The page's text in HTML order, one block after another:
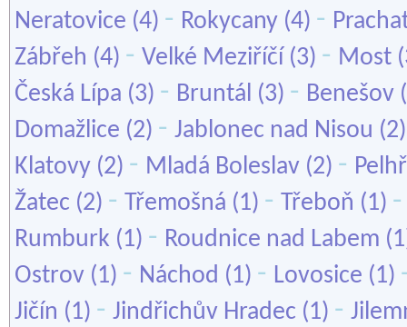
Neratovice (4) - Rokycany (4) -
Zábřeh (4) - Velké Meziříčí (3) - Most
Česká Lípa (3) - Bruntál (3) - Benešov
Domažlice (2) - Jablonec nad Nisou
Klatovy (2) - Mladá Boleslav (2) -
Žatec (2) - Třemošná (1) - Třeboň (1)
Rumburk (1) - Roudnice nad Labem
Ostrov (1) - Náchod (1) - Lovosice (1)
Jičín (1) - Jindřichův Hradec (1) -